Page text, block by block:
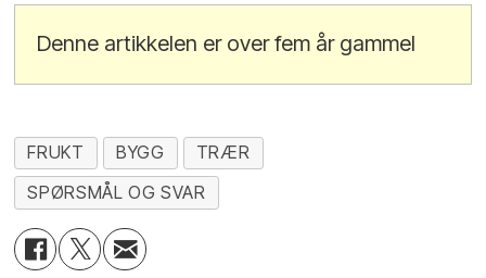
Denne artikkelen er over fem år gammel
FRUKT BYGG
TRÆR
SPØRSMÅL OG SVAR